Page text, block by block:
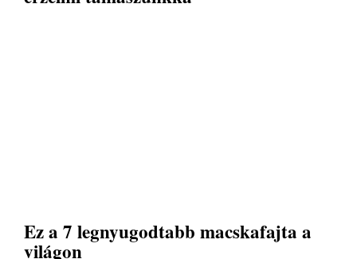
Ez a 7 legnyugodtabb macskafajta a
világon